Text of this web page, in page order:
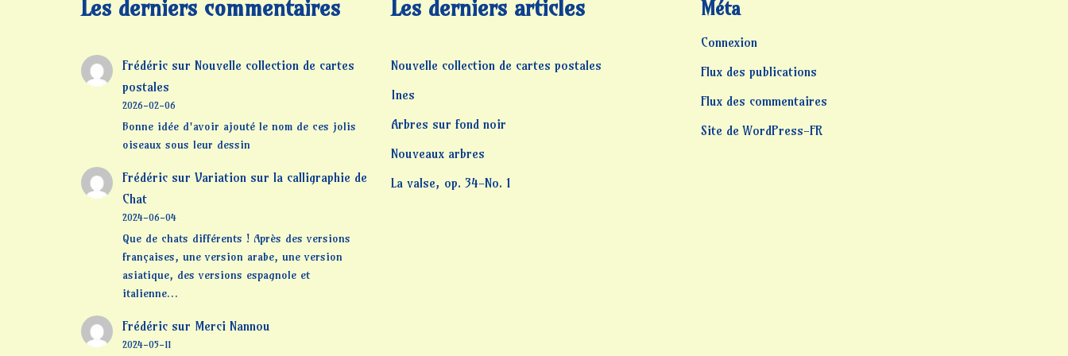
Les derniers commentaires
Frédéric sur Nouvelle collection de cartes
postales
2026-02-06
Bonne idée d'avoir ajouté le nom de ces jolis
oiseaux sous leur dessin
Frédéric sur Variation sur la calligraphie de
Chat
2024-06-04
Que de chats différents ! Après des versions
françaises, une version arabe, une version
asiatique, des versions espagnole et
italienne…
Frédéric sur Merci Nannou
2024-05-11
Les derniers articles
Nouvelle collection de cartes postales
Ines
Arbres sur fond noir
Nouveaux arbres
La valse, op. 34-No. 1
Méta
Connexion
Flux des publications
Flux des commentaires
Site de WordPress-FR